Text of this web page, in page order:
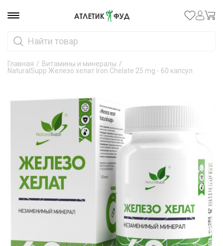
Главная / Витамины и минералы /
NaturalSupp Железо хелат Iron Chelate 25 mg - 60 капсул